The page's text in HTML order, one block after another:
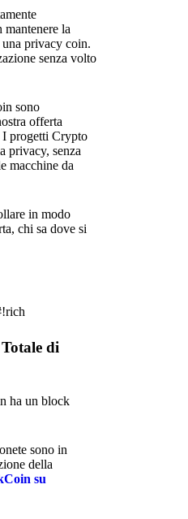
la
privacy coin.
senza volto
sono
offerta
I progetti Crypto
privacy, senza
macchine da
in modo
chi sa dove si
di
ha un block
sono in
della
su